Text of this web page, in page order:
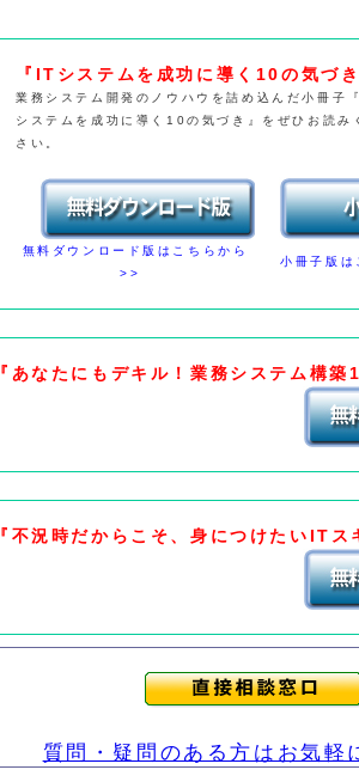
『ITシステムを成功に導く10の気づ
業務システム開発のノウハウを詰め込んだ小冊子
システムを成功に導く10の気づき』をぜひお読み
さい。
無料ダウンロード版はこちらから
>>
小冊子版
『あなたにもデキル！業務システム構
『不況時だからこそ、身につけたいITス
質問・疑問のある方はお気軽